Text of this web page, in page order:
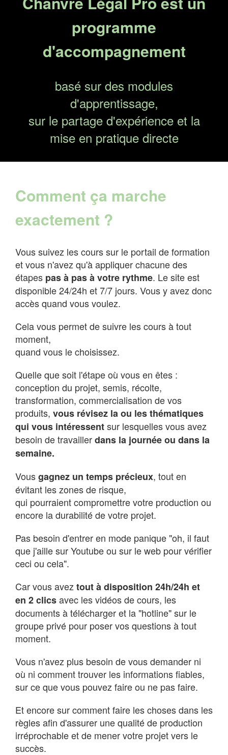
programme
d'accompagnement
basé sur des modules
d'apprentissage,
sur le partage d'expérience et la
mise en pratique directe
Comment ça marche
exactement ?
Vous suivez les cours sur le portail de formation
et vous n'avez qu'à appliquer chacune des
étapes pas à pas à votre rythme. Le site est
disponible 24/24h et 7/7 jours. Vous y avez donc
accès quand vous voulez.
Cela vous permet de suivre les cours à tout
moment,
quand vous le choisissez.
Quelle que soit l'étape où vous en êtes :
conception du projet, semis, récolte,
transformation, commercialisation de vos
produits, vous révisez la ou les thématiques
qui vous intéressentsur lesquelles vous avez
besoin de travaillerdans la journée ou dans la
semaine.
Vousgagnez un temps précieux, tout en
évitant les zones de risque,
qui pourraient compromettre votre production ou
encore la durabilité de votre projet.
Pas besoin d'entrer en mode panique "oh, il faut
que j'aille sur Youtube ou sur le web pour vérifier
ceci ou cela".
Car vous avez tout à disposition 24h/24h et
en 2 clicsavec les vidéos de cours, les
documents à télécharger et la "hotline" sur le
groupe privé pour poser vos questions à tout
moment.
Vous n'avez plus besoin de vous demander ni
où ni comment trouver les informations fiables,
sur ce que vous pouvez faire ou ne pas faire.
Et encore sur comment faire les choses dans les
règles afin d'assurer une qualité de production
irréprochable et de mener votre projet vers le
succès.